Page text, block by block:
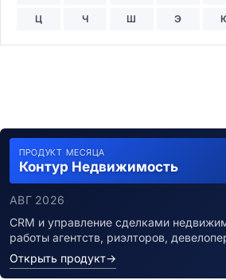
Ц Ч Ш Э
ПРОДУКТ МЕСЯЦА
Контур Недвижимость
АВГ 2026
CRM и управление сделками
работы агентств, риэлторов,
Открыть продукт→